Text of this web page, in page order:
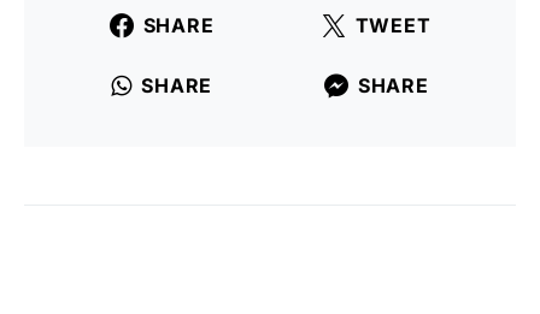
SHARE TWEET
SHARE SHARE